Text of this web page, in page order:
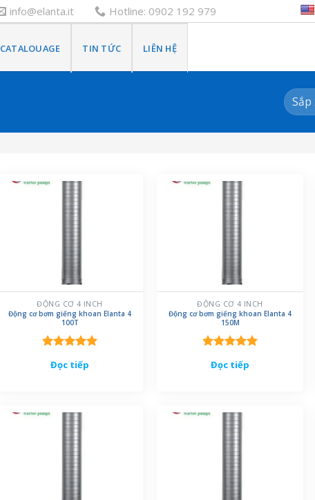
info@elanta.it Hotline: 0902 192 979
CATALOUAGE TIN TỨC LIÊN HỆ
ĐỘNG CƠ 4 INCH
Động cơ bơm giếng khoan Elanta 4
100T
hạng 5.00
Đọc tiếp
ĐỘNG CƠ 4 INCH
Động cơ bơm giếng khoan Elanta 4
150M
hạng 5.00
Đọc tiếp